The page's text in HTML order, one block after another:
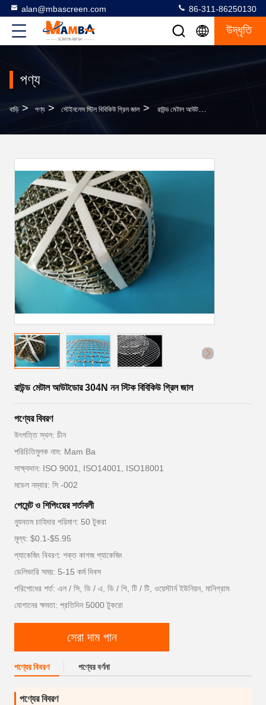
alan@mbascreen.com 86-311-86250130
উদ্ধৃতি
পণ্য
বাড়ি > পণ্য > স্টেইনলেস স্টিল বিবিকিউ গ্রিল জাল > রাউন্ড মেটাল আউটডোর 304N নন স্টিক বিবিকিউ গ্রিল জাল
রাউন্ড মেটাল আউটডোর 304N নন স্টিক বিবিকিউ গ্রিল জাল
পণ্যের বিবরণ
উৎপত্তি স্থল: চীন
পরিচিতিমুলক নাম: Mam Ba
সাক্ষ্যদান: ISO 9001, ISO14001, ISO18001
মডেল নম্বার: সি -002
পেমেন্ট ও শিপিংয়ের শর্তাবলী
ন্যূনতম চাহিদার পরিমাণ: 50 টুকরা
মূল্য: $0.1-$5.95
প্যাকেজিং বিবরণ: শক্ত কাগজ প্যাকেজিং
ডেলিভারি সময়: 5-15 কর্ম দিবস
পরিশোধের শর্ত: এল / সি, ডি / এ, ডি / পি, টি / টি, ওয়েস্টার্ন ইউনিয়ন, মানিগ্রাম
যোগানের ক্ষমতা: প্রতিদিন 5000 টুকরো
সেরা দাম পান
পণ্যের বিবরণ পণ্যের বর্ণনা
পণ্যের বিবরণ